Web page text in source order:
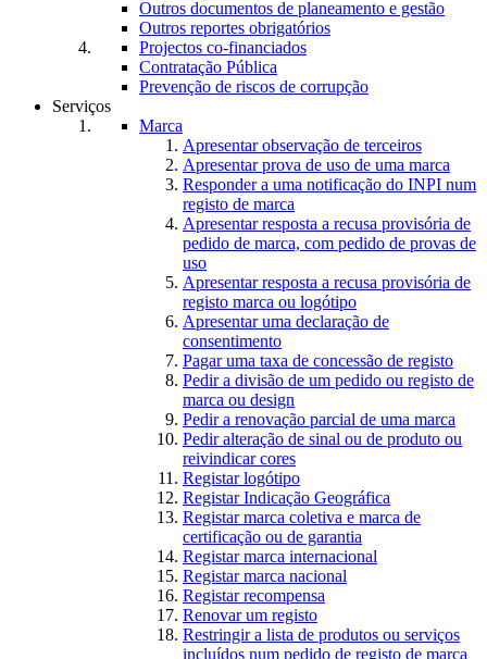
Outros documentos de planeamento e gestão
Outros reportes obrigatórios
Projectos co-financiados
Contratação Pública
Prevenção de riscos de corrupção
Serviços
Marca
Apresentar observação de terceiros
Apresentar prova de uso de uma marca
Responder a uma notificação do INPI num
registo de marca
Apresentar resposta a recusa provisória de
pedido de marca, com pedido de provas de
uso
Apresentar resposta a recusa provisória de
registo marca ou logótipo
Apresentar uma declaração de
consentimento
Pagar uma taxa de concessão de registo
Pedir a divisão de um pedido ou registo de
marca ou design
Pedir a renovação parcial de uma marca
Pedir alteração de sinal ou de produto ou
reivindicar cores
Registar logótipo
Registar Indicação Geográfica
Registar marca coletiva e marca de
certificação ou de garantia
Registar marca internacional
Registar marca nacional
Registar recompensa
Renovar um registo
Restringir a lista de produtos ou serviços
incluídos num pedido de registo de marca